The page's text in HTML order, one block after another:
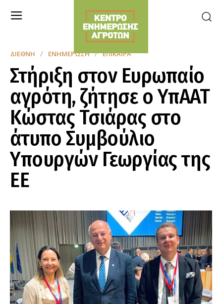
ΔΙΕΘΝΉ ΕΝΗΜΈΡΩΣΗ ΕΠΊΚΑΙΡΑ
Στήριξη στον Ευρωπαίο
αγρότη, ζήτησε ο ΥπΑΑΤ
Κώστας Τσιάρας στο
άτυπο Συμβούλιο
Υπουργών Γεωργίας της
ΕΕ